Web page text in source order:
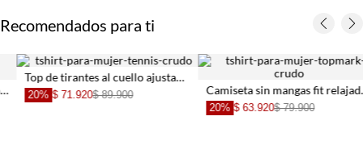
Recomendados para ti
Top de tirantes al cuello ajustado con escote cruzado en beige para mujer
20% $ 71.920$ 89.900 Camiseta sin mangas fit relajado con pliegue central en algodón blanco para mujer
20% $ 63.920$ 79.900